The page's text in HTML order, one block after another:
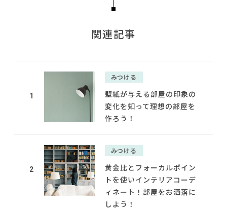
関連記事
1
みつける
壁紙が与える部屋の印象の
変化を知って理想の部屋を
作ろう！
2
みつける
黄金比とフォーカルポイン
トを使いインテリアコーデ
ィネート！部屋をお洒落に
しよう！